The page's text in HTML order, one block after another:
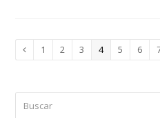
AnteriorPage
1 Page
2 Page
3 Page
4 Page
5 Page
6